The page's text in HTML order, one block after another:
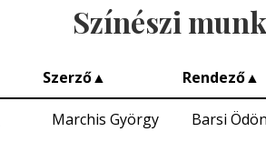
Színészi
Szerző▲ Rendező▲
Marchis György Barsi Ödön